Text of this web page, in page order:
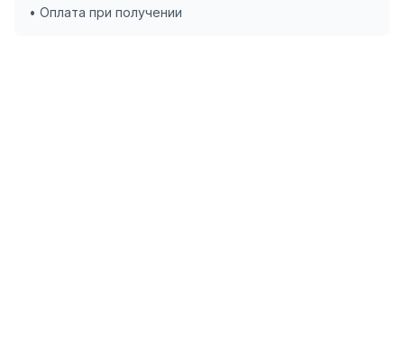
• Оплата при получении